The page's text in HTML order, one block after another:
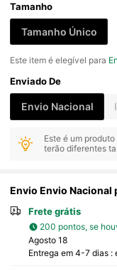
Tamanho
Tamanho Único
Este item é elegível para
Enviado De
Envio Nacional
Este é um produto
terão diferentes
Envio Envio Nacional
Frete grátis
200 pontos, se
Agosto 18
Entrega em 4-7 dias :